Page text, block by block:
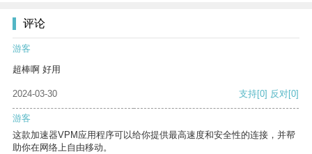
评论
游客
超棒啊 好用
2024-03-30 支持[0] 反对[0]
游客
这款加速器VPM应用程序可以给你提供最高速度和安全性的连接，并帮
助你在网络上自由移动。